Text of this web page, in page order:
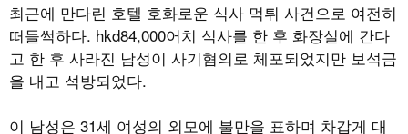
최근에 만다린 호텔 호화로운 식사 먹튀 사건으로 여전히
떠들썩하다. hkd84,000어치 식사를 한 후 화장실에 간다
고 한 후 사라진 남성이 사기혐의로 체포되었지만 보석금
을 내고 석방되었다.
이 남성은 31세 여성의 외모에 불만을 표하며 차갑게 대